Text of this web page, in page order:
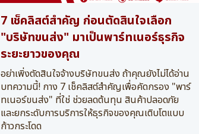
7 เช็คลิสต์สำคัญ ก่อนตัดสินใจเลือก
"บริษัทขนส่ง" มาเป็นพาร์ทเนอร์ธุรกิจ
ระยะยาวของคุณ
อย่าเพิ่งตัดสินใจจ้างบริษัทขนส่ง ถ้าคุณยังไม่ได้อ่าน
บทความนี้! กาง 7 เช็คลิสต์สำคัญเพื่อคัดกรอง "พาร์
ทเนอร์ขนส่ง" ที่ใช่ ช่วยลดต้นทุน สินค้าปลอดภัย
และยกระดับการบริการให้ธุรกิจของคุณเติบโตแบบ
ก้าวกระโดด